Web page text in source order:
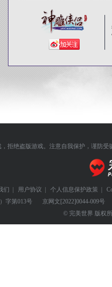
拒绝盗版游戏。注意自我保护，谨防受
们 | 用户协议 | 个人信息保护政策 |
字第013号
京网文[2022]0044-009号
© 完美世界 版权所